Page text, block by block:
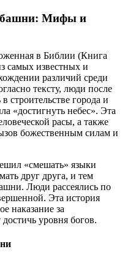
башни: Мифы и
в Библии (Книга
самых известных и
различий среди
тексту, люди после
строительстве города и
«достигнуть небес». Эта
расы, а также
божественным силам и
«смешать» языки
друг друга, и тем
Люди рассеялись по
Эта история
наказание за
уровня богов.